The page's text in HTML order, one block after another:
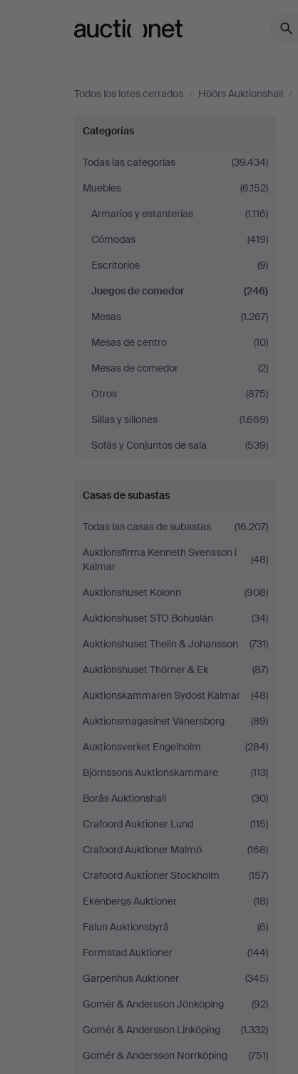
Todos los lotes cerrados / Höörs Auktionshall /
Juegos
de
comedor
en
Höörs
Auktionshall
Categorías
Todas las categorías
(39.434)
Muebles
(6.152)
Armarios y estanterías
(1.116)
Cómodas
(419)
Escritorios
(9)
Juegos de comedor
(246)
Mesas
(1.267)
Mesas de centro
(10)
Mesas de comedor
(2)
Otros
(875)
Sillas y sillones
(1.669)
Sofás y Conjuntos de sala
(539)
Casas de subastas
Todas las casas de subastas
(16.207)
Auktionsfirma Kenneth Svensson i
Kalmar
(48)
Auktionshuset Kolonn
(908)
Auktionshuset STO Bohuslän
(34)
Auktionshuset Thelin & Johansson
(731)
Auktionshuset Thörner & Ek
(87)
Auktionskammaren Sydost Kalmar
(48)
Auktionsmagasinet Vänersborg
(89)
Auktionsverket Engelholm
(284)
Björnssons Auktionskammare
(113)
Borås Auktionshall
(30)
Crafoord Auktioner Lund
(115)
Crafoord Auktioner Malmö
(168)
Crafoord Auktioner Stockholm
(157)
Ekenbergs Auktioner
(18)
Falun Auktionsbyrå
(6)
Formstad Auktioner
(144)
Garpenhus Auktioner
(345)
Gomér & Andersson Jönköping
(92)
Gomér & Andersson Linköping
(1.332)
Gomér & Andersson Norrköping
(751)